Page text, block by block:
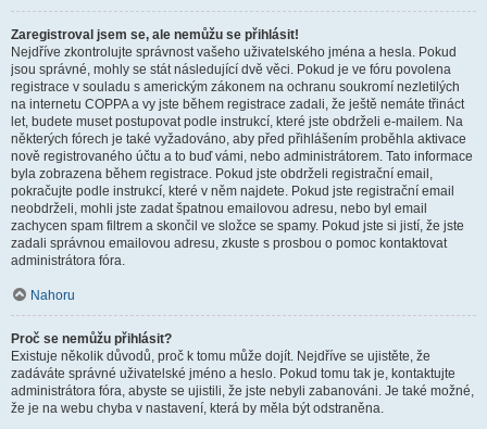
Zaregistroval jsem se, ale nemůžu se přihlásit!
Nejdříve zkontrolujte správnost vašeho uživatelského jména a hesla. Pokud
jsou správné, mohly se stát následující dvě věci. Pokud je ve fóru povolena
registrace v souladu s americkým zákonem na ochranu soukromí nezletilých
na internetu COPPA a vy jste během registrace zadali, že ještě nemáte třináct
let, budete muset postupovat podle instrukcí, které jste obdrželi e-mailem. Na
některých fórech je také vyžadováno, aby před přihlášením proběhla aktivace
nově registrovaného účtu a to buď vámi, nebo administrátorem. Tato informace
byla zobrazena během registrace. Pokud jste obdrželi registrační email,
pokračujte podle instrukcí, které v něm najdete. Pokud jste registrační email
neobdrželi, mohli jste zadat špatnou emailovou adresu, nebo byl email
zachycen spam filtrem a skončil ve složce se spamy. Pokud jste si jistí, že jste
zadali správnou emailovou adresu, zkuste s prosbou o pomoc kontaktovat
administrátora fóra.
Nahoru
Proč se nemůžu přihlásit?
Existuje několik důvodů, proč k tomu může dojít. Nejdříve se ujistěte, že
zadáváte správné uživatelské jméno a heslo. Pokud tomu tak je, kontaktujte
administrátora fóra, abyste se ujistili, že jste nebyli zabanováni. Je také možné,
že je na webu chyba v nastavení, která by měla být odstraněna.